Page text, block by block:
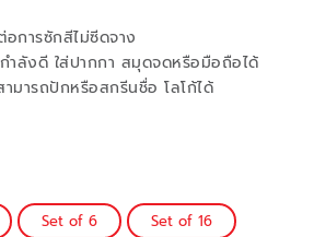
การซักสีไม่ซีดจาง
ำลังดี ใส่ปากกา สมุดจดหรือมือถือได้
มารถปักหรือสกรีนชื่อ โลโก้ได้
Set of 6 Set of 16